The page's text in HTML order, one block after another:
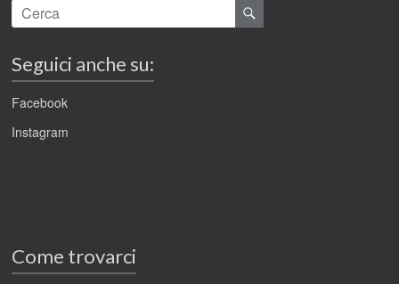
Seguici anche su:
Facebook
Instagram
Come trovarci